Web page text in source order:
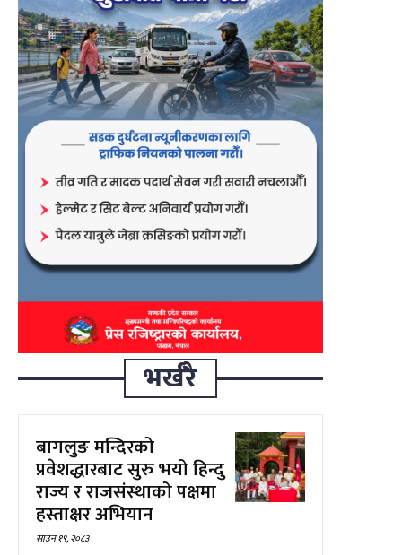
भर्खरै
बागलुङ मन्दिरको
प्रवेशद्धारबाट सुरु भयो हिन्दु
राज्य र राजसंस्थाको पक्षमा
हस्ताक्षर अभियान
साउन १९, २०८३